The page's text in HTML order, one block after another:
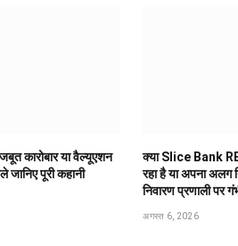
कारोबार या वैल्यूएशन
पूरी कहानी
क्या Slice Bank
रहा है या अपना अलग
निवारण प्रणाली पर
अगस्त 6, 2026